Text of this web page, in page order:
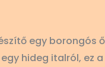
egy borongós
hideg italról,